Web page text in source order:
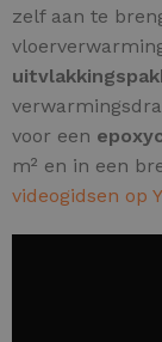
zelf aan te
voor een
m² en in een
videogidsen op